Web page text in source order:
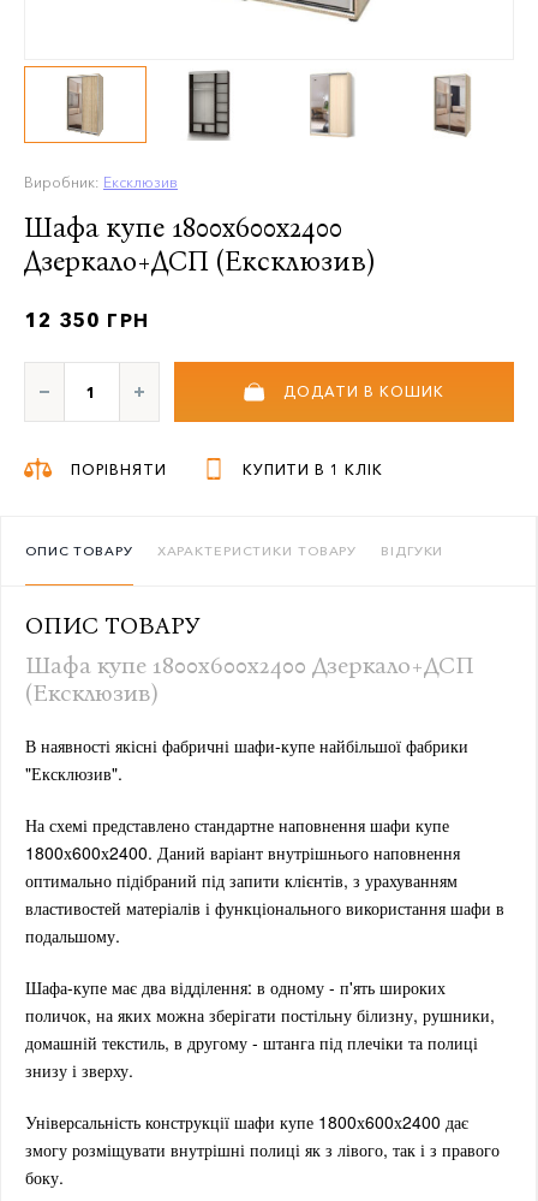
Виробник: Ексклюзив
Шафа купе 1800х600х2400
Дзеркало+ДСП (Ексклюзив)
12 350 ГРН
ДОДАТИ В КОШИК
ПОРІВНЯТИ КУПИТИ В 1 КЛІК
ОПИС ТОВАРУ ХАРАКТЕРИСТИКИ ТОВАРУ ВІДГУКИ
ОПИС ТОВАРУ
Шафа купе 1800х600х2400 Дзеркало+ДСП
(Ексклюзив)
В наявності якісні фабричні шафи-купе найбільшої фабрики
"Ексклюзив".
На схемі представлено стандартне наповнення шафи купе
1800х600х2400. Даний варіант внутрішнього наповнення
оптимально підібраний під запити клієнтів, з урахуванням
властивостей матеріалів і функціонального використання шафи в
подальшому.
Шафа-купе має два відділення: в одному - п'ять широких
поличок, на яких можна зберігати постільну білизну, рушники,
домашній текстиль, в другому - штанга під плечіки та полиці
знизу і зверху.
Універсальність конструкції шафи купе 1800х600х2400 дає
змогу розміщувати внутрішні полиці як з лівого, так і з правого
боку.